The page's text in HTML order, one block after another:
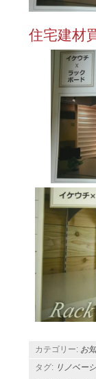
住宅建材
カテゴリー: お
タグ: リノベー